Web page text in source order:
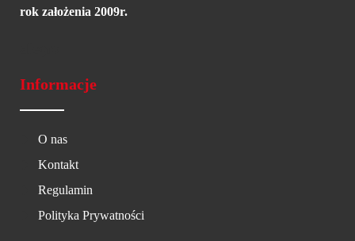
rok założenia 2009r.
Informacje
O nas
Kontakt
Regulamin
Polityka Prywatności